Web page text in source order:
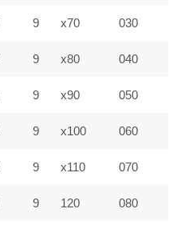
9 x70 030
9 x80 040
9 x90 050
9 x100 060
9 x110 070
9 120 080